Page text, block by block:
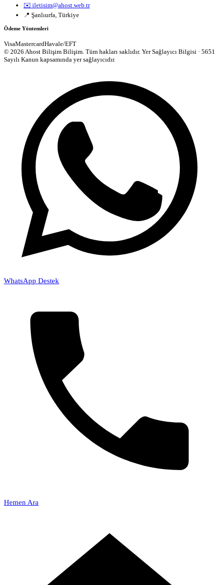
✉️ iletisim@ahost.web.tr
📍 Şanlıurfa, Türkiye
Ödeme Yöntemleri
VisaMastercardHavale/EFT
© 2026 Ahost Bilişim Bilişim. Tüm hakları saklıdır. Yer Sağlayıcı Bilgisi · 5651
Sayılı Kanun kapsamında yer sağlayıcıdır.
WhatsApp Destek
Hemen Ara